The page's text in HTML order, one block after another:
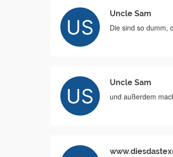
Uncle Sam
Die sind so dumm,
Uncle Sam
und außerdem